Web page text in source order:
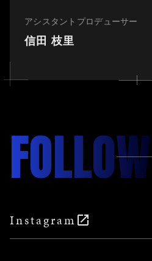
アシスタントプロデューサー
信田 枝里
FOLLOW
Instagram